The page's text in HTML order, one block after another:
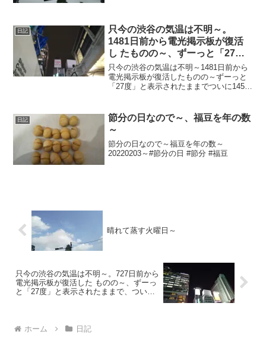
日記
只今の渋谷の気温は不明～。
1481日前から電光掲示板が復活
し たものの～、ずーっと「27
度」と表示されたままで、ついに
1453日 前から電源オフ状態
只今の渋谷の気温は不明～1481日前から
電光掲示板が復活したものの～ずーっと
「27度」と表示されたままでついに1453
#気温
日記
節分の日なので～、福豆を年の数
～
節分の日なので～福豆を年の数～
20220203～#節分の日 #節分 #福豆
晴れて蒸す火曜日～
只今の渋谷の気温は不明～。727日前から
電光掲示板が復活した ものの～、ずーっ
と「27度」と表示されたままで、ついに
ホーム 日記